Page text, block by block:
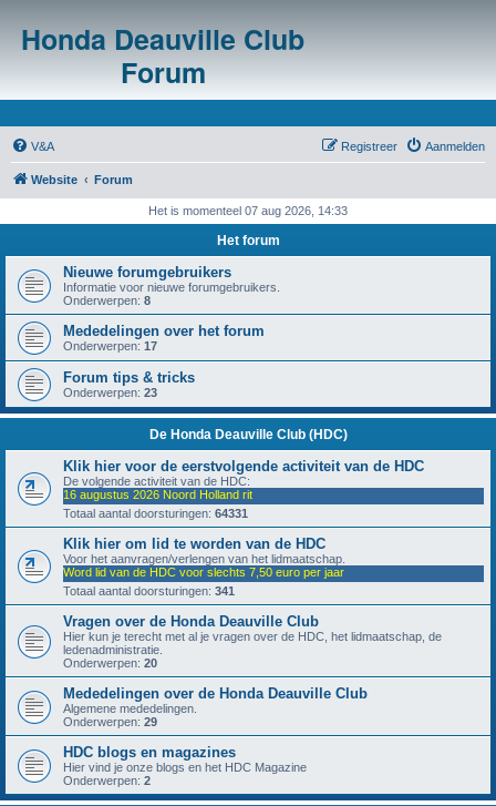
Honda Deauville Club
Forum
V&A Aanmelden
Registreer
Website Forum
Het is momenteel 07 aug 2026, 14:33
Het forum
Nieuwe forumgebruikers
Informatie voor nieuwe forumgebruikers.
Onderwerpen: 8
Mededelingen over het forum
Onderwerpen: 17
Forum tips & tricks
Onderwerpen: 23
De Honda Deauville Club (HDC)
Klik hier voor de eerstvolgende activiteit van de HDC
De volgende activiteit van de HDC:
16 augustus 2026 Noord Holland rit
Totaal aantal doorsturingen: 64331
Klik hier om lid te worden van de HDC
Voor het aanvragen/verlengen van het lidmaatschap.
Word lid van de HDC voor slechts 7,50 euro per jaar
Totaal aantal doorsturingen: 341
Vragen over de Honda Deauville Club
Hier kun je terecht met al je vragen over de HDC, het lidmaatschap, de
ledenadministratie.
Onderwerpen: 20
Mededelingen over de Honda Deauville Club
Algemene mededelingen.
Onderwerpen: 29
HDC blogs en magazines
Hier vind je onze blogs en het HDC Magazine
Onderwerpen: 2